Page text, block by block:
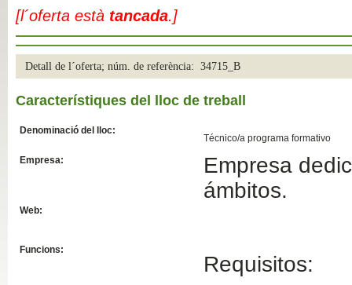
[l´oferta està tancada.]
Detall de l´oferta; núm. de referència: 34715_B
Característiques del lloc de treball
Denominació del lloc:
Técnico/a programa formativo
Empresa:
Empresa
ámbitos.
Web:
Funcions:
Requisitos: